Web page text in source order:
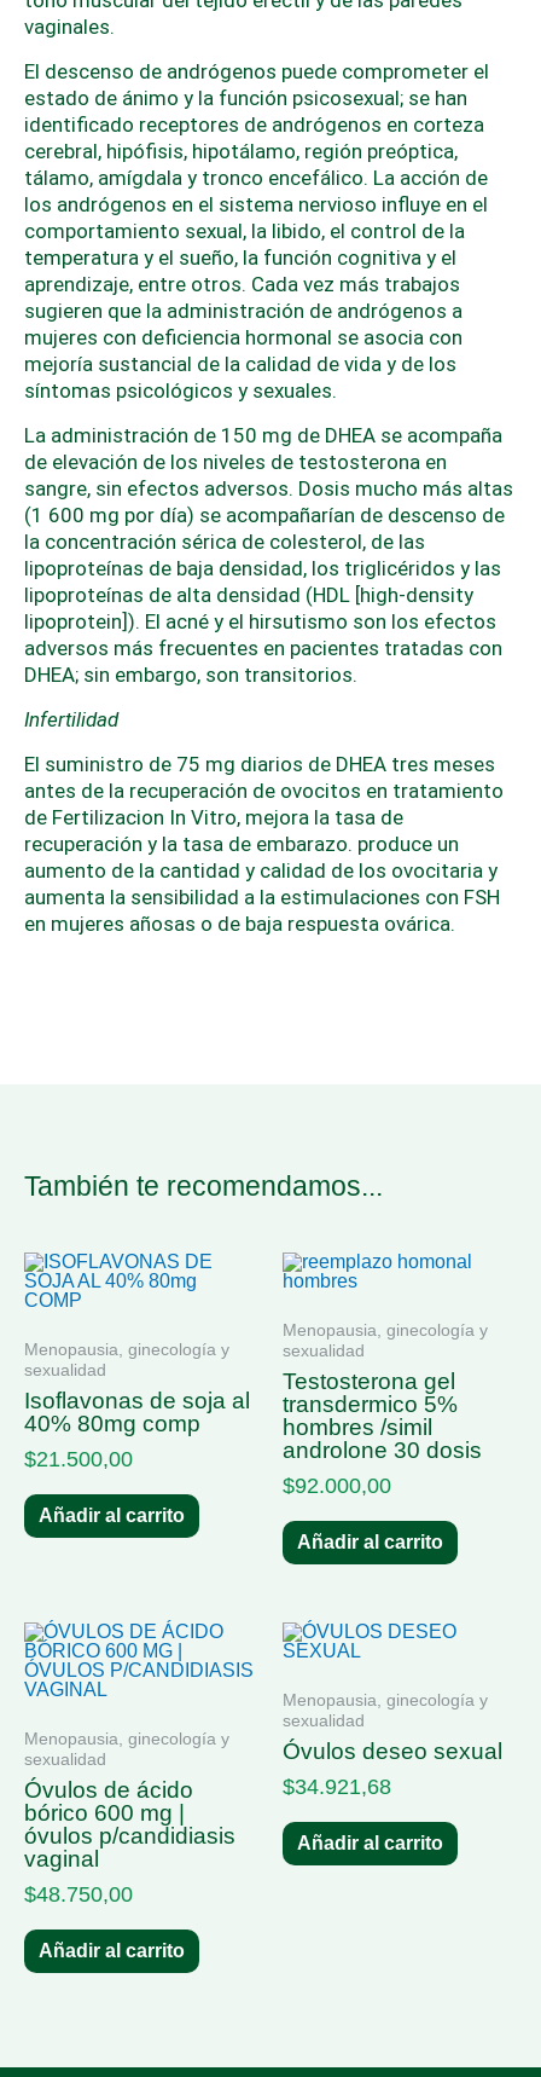
vaginales.
El descenso de andrógenos puede comprometer el
estado de ánimo y la función psicosexual; se han
identificado receptores de andrógenos en corteza
cerebral, hipófisis, hipotálamo, región preóptica,
tálamo, amígdala y tronco encefálico. La acción de
los andrógenos en el sistema nervioso influye en el
comportamiento sexual, la libido, el control de la
temperatura y el sueño, la función cognitiva y el
aprendizaje, entre otros. Cada vez más trabajos
sugieren que la administración de andrógenos a
mujeres con deficiencia hormonal se asocia con
mejoría sustancial de la calidad de vida y de los
síntomas psicológicos y sexuales.
La administración de 150 mg de DHEA se acompaña
de elevación de los niveles de testosterona en
sangre, sin efectos adversos. Dosis mucho más altas
(1 600 mg por día) se acompañarían de descenso de
la concentración sérica de colesterol, de las
lipoproteínas de baja densidad, los triglicéridos y las
lipoproteínas de alta densidad (HDL [high-density
lipoprotein]). El acné y el hirsutismo son los efectos
adversos más frecuentes en pacientes tratadas con
DHEA; sin embargo, son transitorios.
Infertilidad
El suministro de 75 mg diarios de DHEA tres meses
antes de la recuperación de ovocitos en tratamiento
de Fertilizacion In Vitro, mejora la tasa de
recuperación y la tasa de embarazo. produce un
aumento de la cantidad y calidad de los ovocitaria y
aumenta la sensibilidad a la estimulaciones con FSH
en mujeres añosas o de baja respuesta ovárica.
También te recomendamos...
Menopausia, ginecología y
sexualidad
isoflavonas de soja al
40% 80mg comp
$21.500,00
Añadir al carrito
Menopausia, ginecología y
sexualidad
testosterona gel
transdermico 5%
hombres /simil
androlone 30 dosis
$92.000,00
Añadir al carrito
Menopausia, ginecología y
sexualidad
óvulos de ácido
bórico 600 mg |
óvulos p/candidiasis
vaginal
$48.750,00
Añadir al carrito
Menopausia, ginecología y
sexualidad
óvulos deseo sexual
$34.921,68
Añadir al carrito